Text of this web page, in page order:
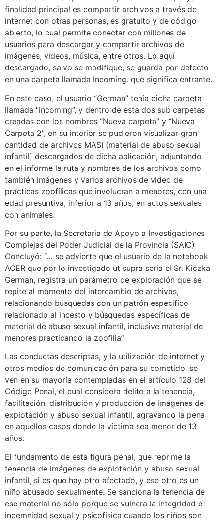
finalidad principal es compartir archivos a través de
internet con otras personas, es gratuito y de código
abierto, lo cual permite conectar con millones de
usuarios para descargar y compartir archivos de
imágenes, videos, música, entre otros. Lo aquí
descargado, salvo se modifique, se guarda por defecto
en una carpeta llamada Incoming. que significa entrante.
En este caso, el usuario “German” tenía dicha carpeta
llamada “incoming”, y dentro de esta dos sub carpetas
creadas con los nombres “Nueva carpeta” y “Nueva
Carpeta 2”, en su interior se pudieron visualizar gran
cantidad de archivos MASI (material de abuso sexual
infantil) descargados de dicha aplicación, adjuntando
en el informe la ruta y nombres de los archivos como
también imágenes y varios archivos de video de
prácticas zoofílicas que involucran a menores, con una
edad presuntiva, inferior a 13 años, en actos sexuales
con animales.
Por su parte, la Secretaria de Apoyo a Investigaciones
Complejas del Poder Judicial de la Provincia (SAIC)
Concluyó: “… se advierte que el usuario de la notebook
ACER que por lo investigado ut supra seria el Sr. Kiczka
German, registra un parámetro de exploración que se
repite al momento del intercambio de archivos,
relacionando búsquedas con un patrón especifico
relacionado al incesto y búsquedas específicas de
material de abuso sexual infantil, inclusive material de
menores practicando la zoofilia”.
Las conductas descriptas, y la utilización de internet y
otros medios de comunicación para su cometido, se
ven en su mayoría contempladas en el artículo 128 del
Código Penal, el cual considera delito a la tenencia,
facilitación, distribución y producción de imágenes de
explotación y abuso sexual infantil, agravando la pena
en aquellos casos donde la víctima sea menor de 13
años.
El fundamento de esta figura penal, que reprime la
tenencia de imágenes de explotación y abuso sexual
infantil, si es que hay otro afectado, y ese otro es un
niño abusado sexualmente. Se sanciona la tenencia de
ese material no sólo porque se vulnera la integridad e
indemnidad sexual y psicofísica cuando los niños son